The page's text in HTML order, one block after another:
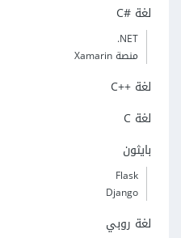
لغة C#‎
‎.NET
منصة Xamarin
لغة C++‎
لغة C
بايثون
Flask
Django
لغة روبي